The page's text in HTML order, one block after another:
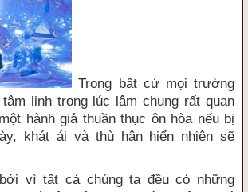
Trong bất cứ mọi trường
linh trong lúc lâm chung rất quan
hành giả thuần thục ôn hòa nếu bị
khát ái và thù hận hiển nhiên sẽ
vì tất cả chúng ta đều có những